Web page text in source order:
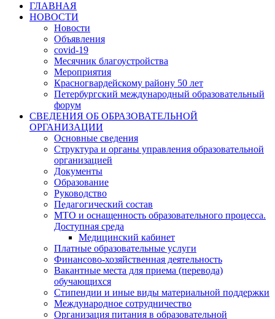
ГЛАВНАЯ
НОВОСТИ
Новости
Объявления
covid-19
Месячник благоустройства
Мероприятия
Красногвардейскому району 50 лет
Петербургский международный образовательный
форум
СВЕДЕНИЯ ОБ ОБРАЗОВАТЕЛЬНОЙ
ОРГАНИЗАЦИИ
Основные сведения
Структура и органы управления образовательной
организацией
Документы
Образование
Руководство
Педагогический состав
МТО и оснащенность образовательного процесса.
Доступная среда
Медицинский кабинет
Платные образовательные услуги
Финансово-хозяйственная деятельность
Вакантные места для приема (перевода)
обучающихся
Стипендии и иные виды материальной поддержки
Международное сотрудничество
Организация питания в образовательной